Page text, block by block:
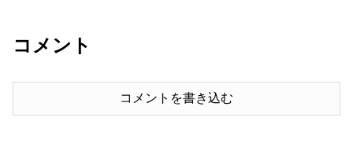
コメント
コメントを書き込む